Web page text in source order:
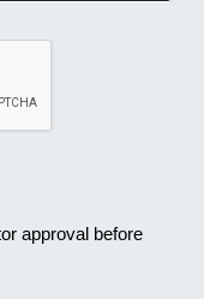
approval before